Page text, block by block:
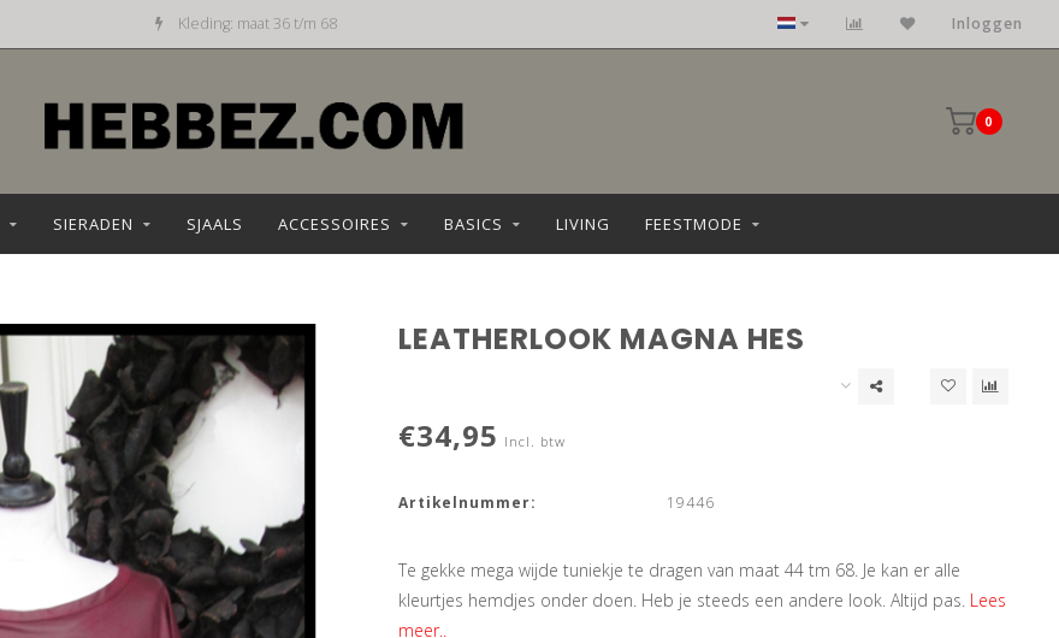
Kleding: maat 36 t/m 68 Inloggen
0
SIERADEN SJAALS ACCESSOIRES BASICS LIVING FEESTMODE
LEATHERLOOK MAGNA HES
€34,95 Incl. btw
Artikelnummer: 19446
Te gekke mega wijde tuniekje te dragen van maat 44 tm 68. Je kan er alle
kleurtjes hemdjes onder doen. Heb je steeds een andere look. Altijd pas. Lees
meer..